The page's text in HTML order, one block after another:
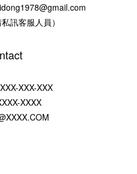
訊客服人員）
XXX-XXX
XXXX